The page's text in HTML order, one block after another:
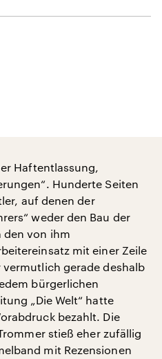
Haftentlassung,
Hunderte Seiten
auf denen der
weder den Bau der
den von ihm
mit einer Zeile
gerade deshalb
bürgerlichen
„Die Welt“ hatte
bezahlt. Die
stieß eher zufällig
mit Rezensionen